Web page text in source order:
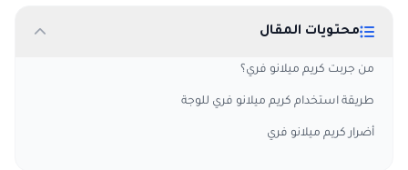
محتويات المقال
من جربت كريم ميلانو فري؟
طريقة استخدام كريم ميلانو فري للوجة
أضرار كريم ميلانو فري